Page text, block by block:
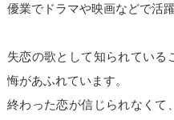
優業でドラマや映画などで活
失恋の歌として知られている
悔があふれています。
終わった恋が信じられなくて